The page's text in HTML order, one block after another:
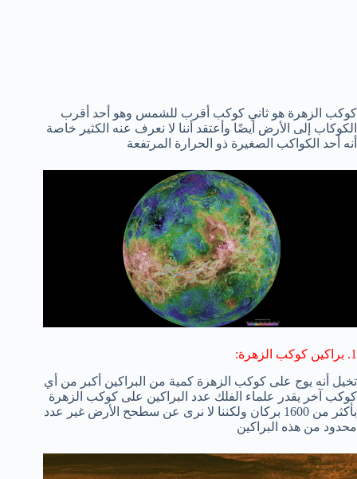
كوكب الزهرة هو ثاني كوكب أقرب للشمس وهو أحد أقرب
الكوكاب إلى الأرض أيضًا وأعتقد أننا لا نعرف عنه الكثير خاصة
أنه أحد الكواكب الصغيرة ذو الحرارة المرتفعة
1. براكين كوكب الزهرة:
تخيل أنه يوج على كوكب الزهرة كمية من البراكين أكبر من أي
كوكب آخر يقدر علماء الفلك عدد البراكين على كوكب الزهرة
بأكثر من 1600 بركان ولكننا لا نرى عن سطحح الأرض غير عدد
محدود من هذه البراكين